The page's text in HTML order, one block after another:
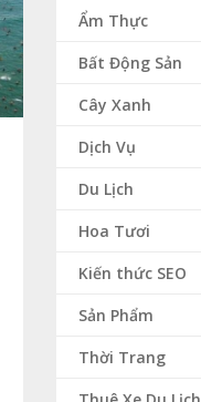
Ẩm Thực
Bất Động Sản
Cây Xanh
Dịch Vụ
Du Lịch
Hoa Tươi
Kiến thức SEO
Sản Phẩm
Thời Trang